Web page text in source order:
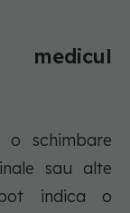
o schimbare
sau alte
indica o